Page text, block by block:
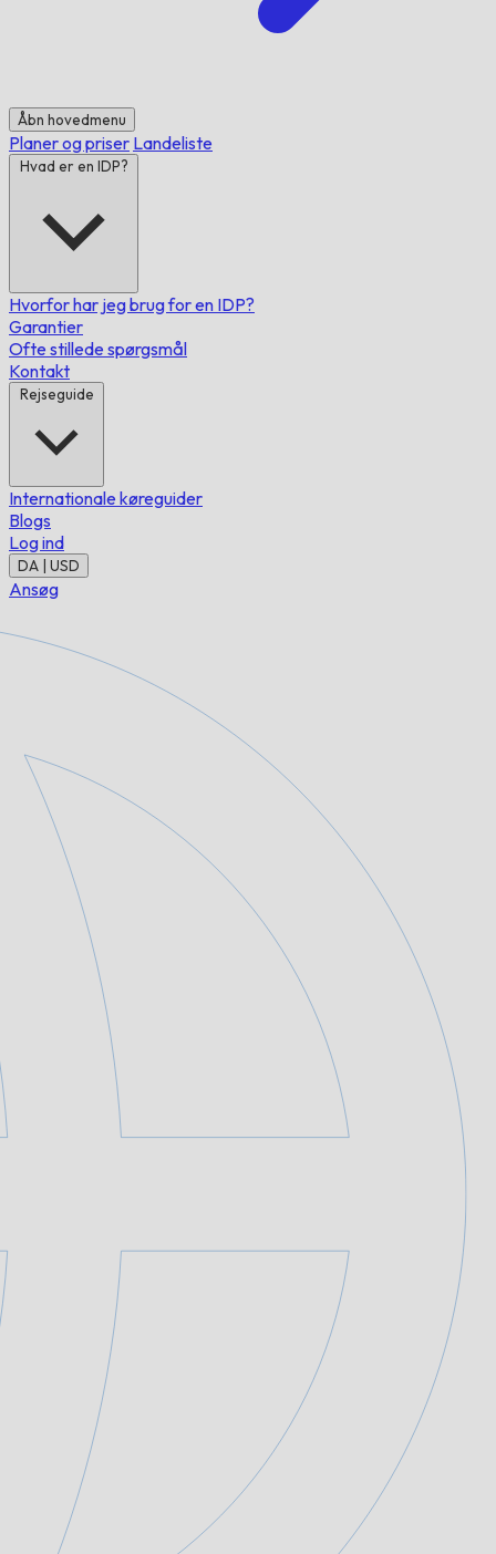
Åbn hovedmenu
Planer og priser Landeliste
Hvad er en IDP?
Hvorfor har jeg brug for en IDP?
Garantier
Ofte stillede spørgsmål
Kontakt
Rejseguide
Internationale køreguider
Blogs
Log ind
DA | USD
Ansøg